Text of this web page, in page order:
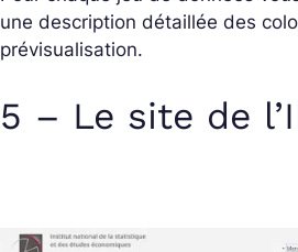
une description détaillée des
prévisualisation.
5 – Le site de